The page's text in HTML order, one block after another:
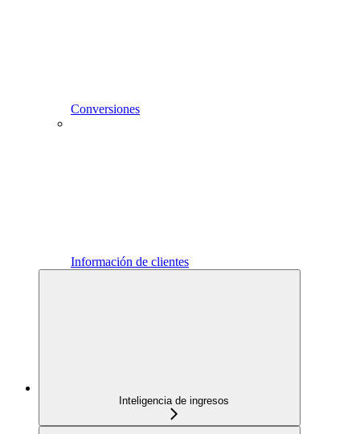
Conversiones
Información de clientes
Inteligencia de ingresos